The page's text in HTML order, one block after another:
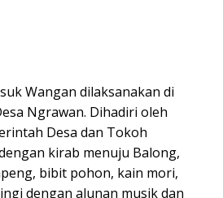
Wangan dilaksanakan di
Ngrawan. Dihadiri oleh
Desa dan Tokoh
kirab menuju Balong,
bibit pohon, kain mori,
dengan alunan musik dan